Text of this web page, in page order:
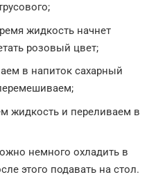
жидкость начнет
розовый цвет;
в напиток сахарный
жидкость и переливаем в
немного охладить в
этого подавать на стол.